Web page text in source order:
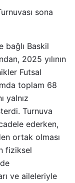
sona
bağlı Baskil
2025 yılının
Futsal
toplam 68
yalnız
Turnuva
ederken,
ortak olması
fiziksel
ve aileleriyle